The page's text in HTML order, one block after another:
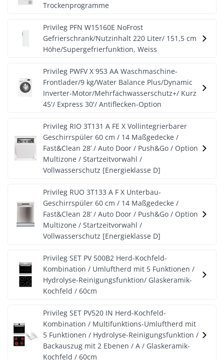
Trockenprogramme
Privileg PFN W15160E NoFrost
Gefrierschrank/Nutzinhalt 220 Liter/ 151,5 cm
Höhe/Supergefrierfunktion, Weiss
Privileg PWFV X 953 AA Waschmaschine-
Frontlader/9 kg/Water Balance Plus/Dynamic
Inverter-Motor/Mehrfachwasserschutz+/ Kurz
45'/ Express 30'/ Antiflecken-Option
Privileg RIO 3T131 A FE X Vollintegrierbarer
Geschirrspüler 60 cm / 14 Maßgedecke /
Fast&Clean 28’ / Auto Door / Push&Go / Option
Multizone / Startzeitvorwahl /
Vollwasserschutz [Energieklasse D]
Privileg RUO 3T133 A F X Unterbau-
Geschirrspüler 60 cm / 14 Maßgedecke /
Fast&Clean 28’ / Auto Door / Push&Go / Option
Multizone / Startzeitvorwahl /
Vollwasserschutz [Energieklasse D]
Privileg SET PV 500B2 Herd-Kochfeld-
Kombination / Umluftherd mit 5 Funktionen /
Hydrolyse-Reinigungsfunktion/ Glaskeramik-
Kochfeld / 60cm
Privileg SET PV520 IN Herd-Kochfeld-
Kombination / Multifunktions-Umluftherd mit
5 Funktionen / Hydrolyse-Reinigungsfunktion /
Backauszug mit 2 Ebenen / A / Glaskeramik-
Kochfeld / 60cm